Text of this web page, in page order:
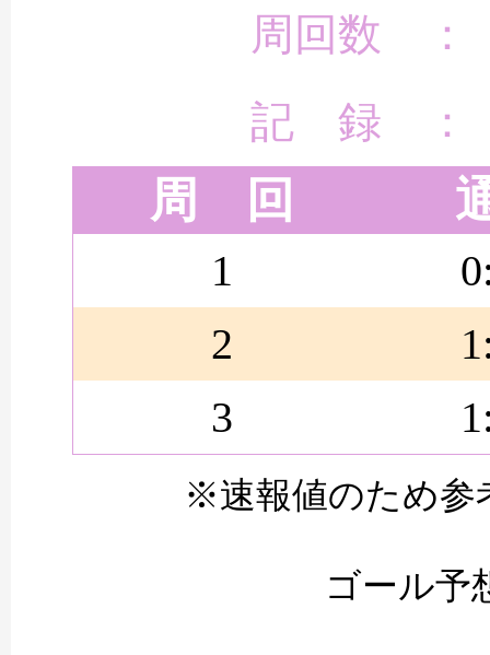
周回数 ：
記 録 ：
周 回
1
2
3
※速報値のため参
ゴール予